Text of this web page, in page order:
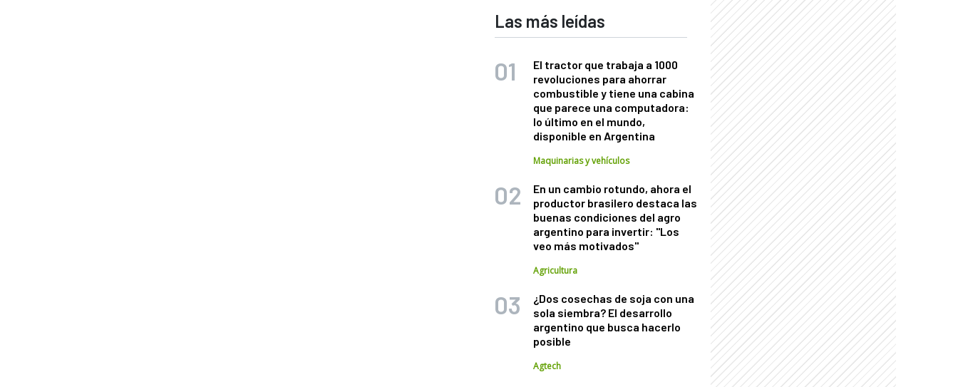
Las más leídas
El tractor que trabaja a 1000
revoluciones para ahorrar
combustible y tiene una cabina
que parece una computadora:
lo último en el mundo,
disponible en Argentina
Maquinarias y vehículos
En un cambio rotundo, ahora el
productor brasilero destaca las
buenas condiciones del agro
argentino para invertir: "Los
veo más motivados"
Agricultura
¿Dos cosechas de soja con una
sola siembra? El desarrollo
argentino que busca hacerlo
posible
Agtech